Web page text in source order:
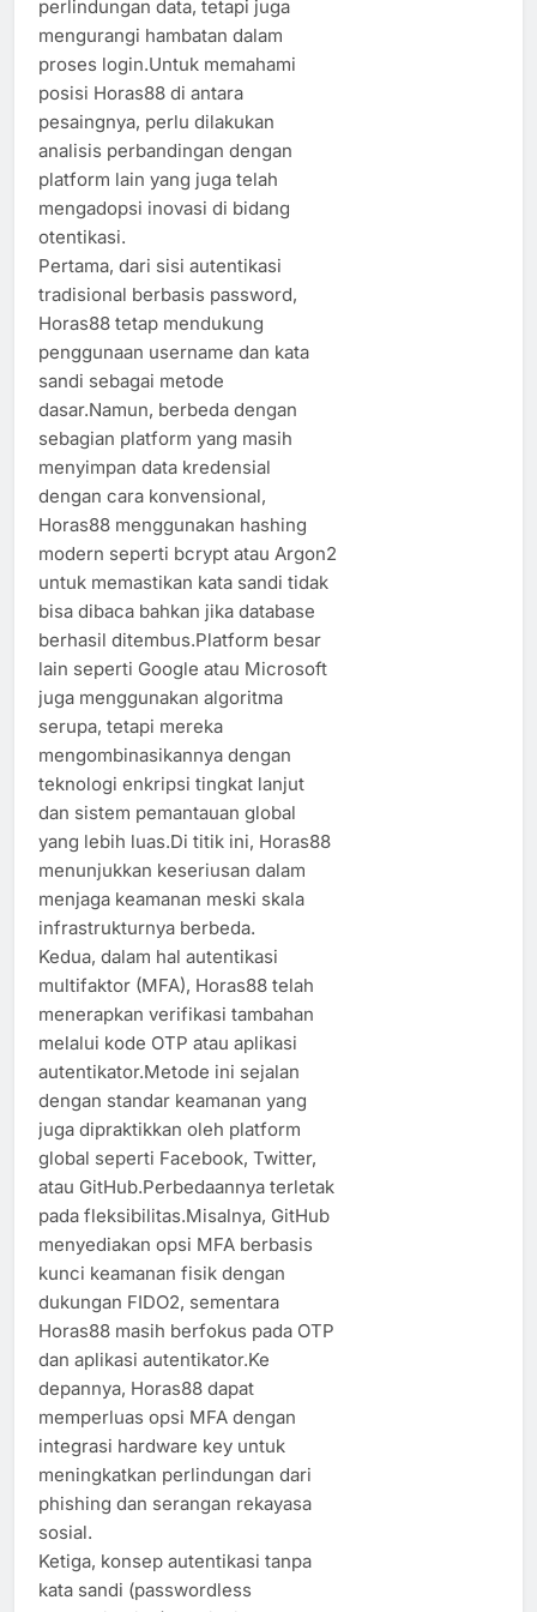
perlindungan data, tetapi juga
mengurangi hambatan dalam
proses login.Untuk memahami
posisi Horas88 di antara
pesaingnya, perlu dilakukan
analisis perbandingan dengan
platform lain yang juga telah
mengadopsi inovasi di bidang
otentikasi.
Pertama, dari sisi autentikasi
tradisional berbasis password,
Horas88 tetap mendukung
penggunaan username dan kata
sandi sebagai metode
dasar.Namun, berbeda dengan
sebagian platform yang masih
menyimpan data kredensial
dengan cara konvensional,
Horas88 menggunakan hashing
modern seperti bcrypt atau Argon2
untuk memastikan kata sandi tidak
bisa dibaca bahkan jika database
berhasil ditembus.Platform besar
lain seperti Google atau Microsoft
juga menggunakan algoritma
serupa, tetapi mereka
mengombinasikannya dengan
teknologi enkripsi tingkat lanjut
dan sistem pemantauan global
yang lebih luas.Di titik ini, Horas88
menunjukkan keseriusan dalam
menjaga keamanan meski skala
infrastrukturnya berbeda.
Kedua, dalam hal autentikasi
multifaktor (MFA), Horas88 telah
menerapkan verifikasi tambahan
melalui kode OTP atau aplikasi
autentikator.Metode ini sejalan
dengan standar keamanan yang
juga dipraktikkan oleh platform
global seperti Facebook, Twitter,
atau GitHub.Perbedaannya terletak
pada fleksibilitas.Misalnya, GitHub
menyediakan opsi MFA berbasis
kunci keamanan fisik dengan
dukungan FIDO2, sementara
Horas88 masih berfokus pada OTP
dan aplikasi autentikator.Ke
depannya, Horas88 dapat
memperluas opsi MFA dengan
integrasi hardware key untuk
meningkatkan perlindungan dari
phishing dan serangan rekayasa
sosial.
Ketiga, konsep autentikasi tanpa
kata sandi (passwordless